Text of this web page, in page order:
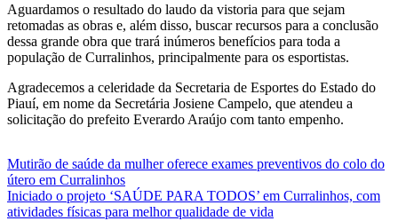
Aguardamos o resultado do laudo da vistoria para que sejam
retomadas as obras e, além disso, buscar recursos para a conclusão
dessa grande obra que trará inúmeros benefícios para toda a
população de Curralinhos, principalmente para os esportistas.
Agradecemos a celeridade da Secretaria de Esportes do Estado do
Piauí, em nome da Secretária Josiene Campelo, que atendeu a
solicitação do prefeito Everardo Araújo com tanto empenho.
Navegação
de
Post
Mutirão de saúde da mulher oferece exames preventivos do colo do
útero em Curralinhos
Iniciado o projeto ‘SAÚDE PARA TODOS’ em Curralinhos, com
atividades físicas para melhor qualidade de vida